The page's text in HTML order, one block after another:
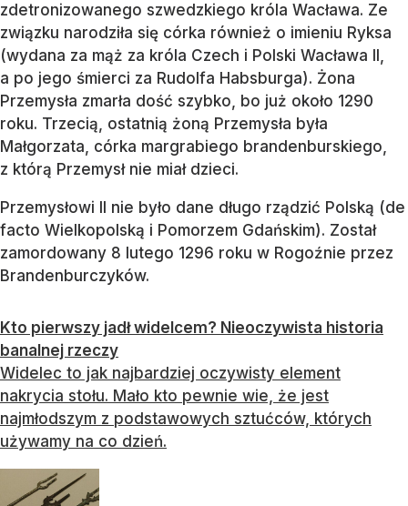
zdetronizowanego szwedzkiego króla Wacława. Ze
związku narodziła się córka również o imieniu Ryksa
(wydana za mąż za króla Czech i Polski Wacława II,
a po jego śmierci za Rudolfa Habsburga). Żona
Przemysła zmarła dość szybko, bo już około 1290
roku. Trzecią, ostatnią żoną Przemysła była
Małgorzata, córka margrabiego brandenburskiego,
z którą Przemysł nie miał dzieci.
Przemysłowi II nie było dane długo rządzić Polską (de
facto Wielkopolską i Pomorzem Gdańskim). Został
zamordowany 8 lutego 1296 roku w Rogoźnie przez
Brandenburczyków.
Kto pierwszy jadł widelcem? Nieoczywista historia
banalnej rzeczy
Widelec to jak najbardziej oczywisty element
nakrycia stołu. Mało kto pewnie wie, że jest
najmłodszym z podstawowych sztućców, których
używamy na co dzień.